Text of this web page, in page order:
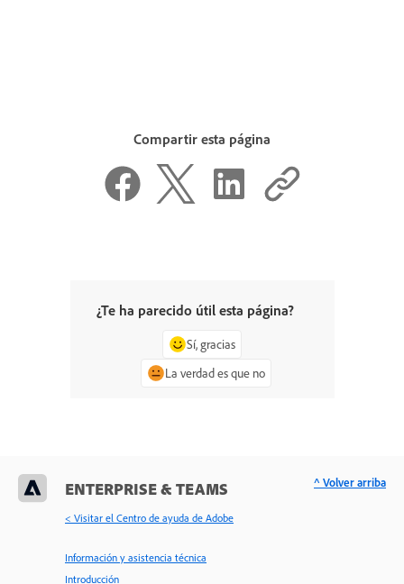
Compartir esta página
¿Te ha parecido útil esta página?
Sí, gracias
La verdad es que no
ENTERPRISE & TEAMS
< Visitar el Centro de ayuda de Adobe
Información y asistencia técnica
Introducción
^ Volver arriba